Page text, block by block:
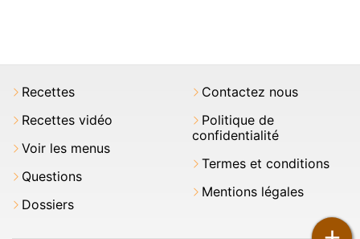
Recettes
Recettes vidéo
Voir les menus
Questions
Dossiers
Contactez nous
Politique de
confidentialité
Termes et conditions
Mentions légales